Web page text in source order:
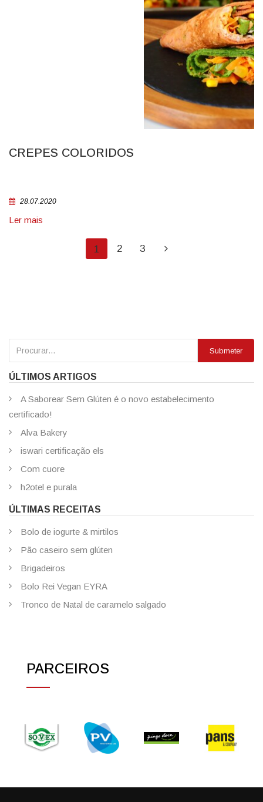
CREPES COLORIDOS
28.07.2020
Ler mais
1 2 3
Submeter
ÚLTIMOS ARTIGOS
A Saborear Sem Glúten é o novo estabelecimento
certificado!
Alva Bakery
iswari certificação els
Com cuore
h2otel e purala
ÚLTIMAS RECEITAS
Bolo de iogurte & mirtilos
Pão caseiro sem glúten
Brigadeiros
Bolo Rei Vegan EYRA
Tronco de Natal de caramelo salgado
PARCEIROS